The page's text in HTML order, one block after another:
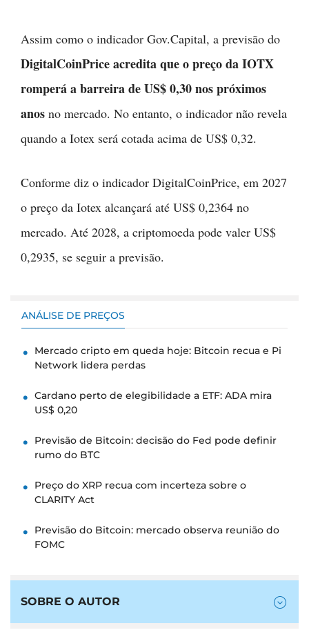
Assim como o indicador Gov.Capital, a previsão do
DigitalCoinPrice acredita que o preço da IOTX
romperá a barreira de US$ 0,30 nos próximos
anos no mercado. No entanto, o indicador não revela
quando a Iotex será cotada acima de US$ 0,32.
Conforme diz o indicador DigitalCoinPrice, em 2027
o preço da Iotex alcançará até US$ 0,2364 no
mercado. Até 2028, a criptomoeda pode valer US$
0,2935, se seguir a previsão.
ANÁLISE DE PREÇOS
Mercado cripto em queda hoje: Bitcoin recua e Pi
Network lidera perdas
Cardano perto de elegibilidade a ETF: ADA mira
US$ 0,20
Previsão de Bitcoin: decisão do Fed pode definir
rumo do BTC
Preço do XRP recua com incerteza sobre o
CLARITY Act
Previsão do Bitcoin: mercado observa reunião do
FOMC
SOBRE O AUTOR